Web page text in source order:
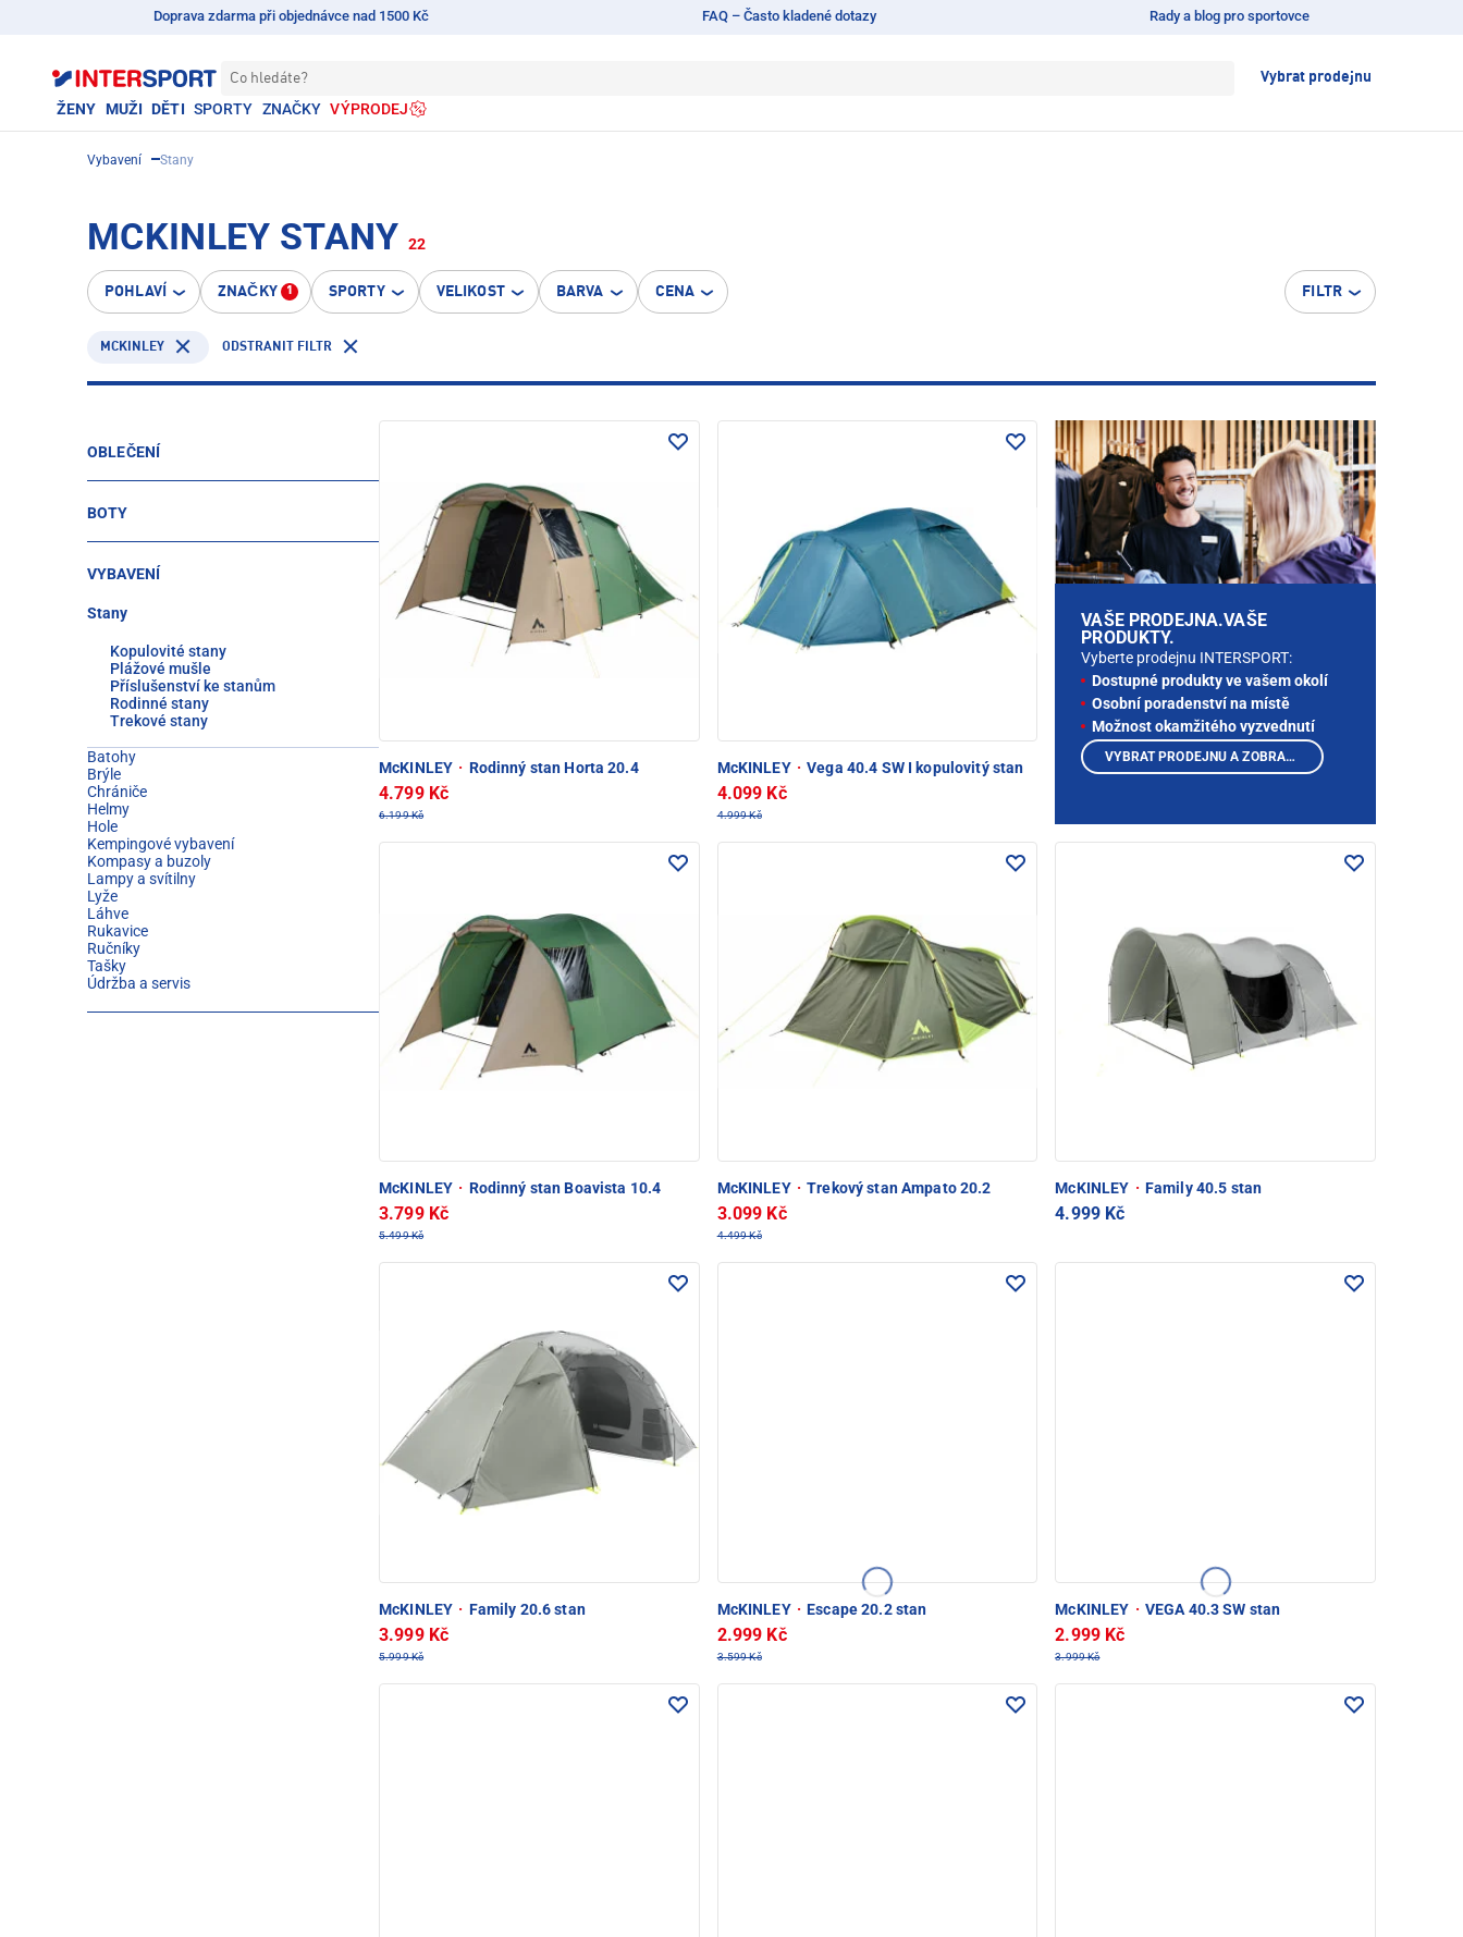
Doprava zdarma při objednávce nad 1500 Kč FAQ – Často kladené dotazy Rady a blog pro sportovce
Co hledáte? Vybrat prodejnu
ŽENY MUŽI DĚTI SPORTY ZNAČKY VÝPRODEJ
Vybavení Stany
MCKINLEY STANY 22
POHLAVÍ ZNAČKY 1 SPORTY VELIKOST BARVA CENA FILTR
MCKINLEY ODSTRANIT FILTR
OBLEČENÍ
BOTY
VYBAVENÍ
Stany
Kopulovité stany
Plážové mušle
Příslušenství ke stanům
Rodinné stany
Trekové stany
Batohy
Brýle
Chrániče
Helmy
Hole
Kempingové vybavení
Kompasy a buzoly
Lampy a svítilny
Lyže
Láhve
Rukavice
Ručníky
Tašky
Údržba a servis
McKINLEY · Rodinný stan Horta 20.4
4.799 Kč
6.199 Kč
McKINLEY · Vega 40.4 SW I kopulovitý stan
4.099 Kč
4.999 Kč
McKINLEY · Rodinný stan Boavista 10.4
3.799 Kč
5.499 Kč
McKINLEY · Trekový stan Ampato 20.2
3.099 Kč
4.499 Kč
McKINLEY · Family 40.5 stan
4.999 Kč
McKINLEY · Family 20.6 stan
3.999 Kč
5.999 Kč
McKINLEY · Escape 20.2 stan
2.999 Kč
3.599 Kč
McKINLEY · VEGA 40.3 SW stan
2.999 Kč
3.999 Kč
VAŠE PRODEJNA.VAŠE
PRODUKTY.
Vyberte prodejnu INTERSPORT:
Dostupné produkty ve vašem okolí
Osobní poradenství na místě
Možnost okamžitého vyzvednutí
VYBRAT PRODEJNU A ZOBRAZIT PRODUKTY